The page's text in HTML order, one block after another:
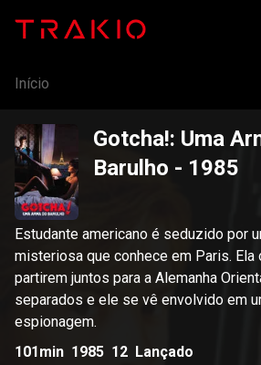
Início
Gotcha!: Uma
Barulho - 1985
Estudante americano é seduzido por
misteriosa que conhece em Paris. Ela
partirem juntos para a Alemanha
separados e ele se vê envolvido em
espionagem.
101min 1985 12 Lançado